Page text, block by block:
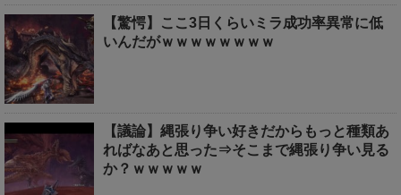
【驚愕】ここ3日くらいミラ成功率異常に低
いんだがｗｗｗｗｗｗｗｗ
【議論】縄張り争い好きだからもっと種類あ
ればなあと思った⇒そこまで縄張り争い見る
か？ｗｗｗｗｗ